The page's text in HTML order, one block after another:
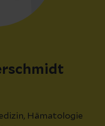
Hämatologie